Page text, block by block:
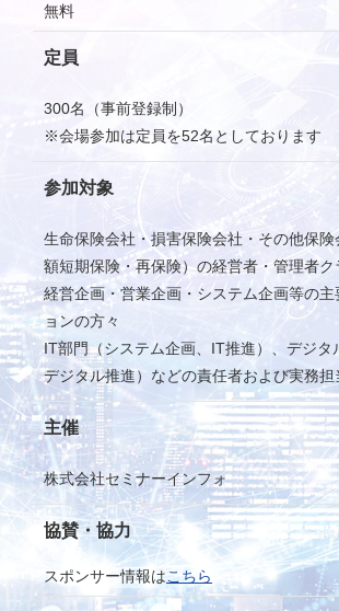
無料
定員
300名（事前登録制）
※会場参加は定員を52名としております
参加対象
生命保険会社・損害保険会社・その他保
額短期保険・再保険）の経営者・管理者ク
経営企画・営業企画・システム企画等の主
ョンの方々
IT部門（システム企画、IT推進）、デジタ
デジタル推進）などの責任者および実務担
主催
株式会社セミナーインフォ
協賛・協力
スポンサー情報はこちら